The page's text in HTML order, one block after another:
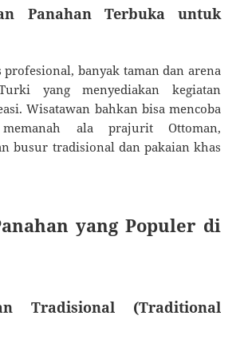
Panahan Terbuka untuk
profesional, banyak taman dan arena
yang menyediakan kegiatan
Wisatawan bahkan bisa mencoba
memanah ala prajurit Ottoman,
busur tradisional dan pakaian khas
yang Populer di
Tradisional (Traditional